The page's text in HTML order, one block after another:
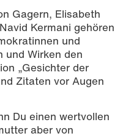
Gagern, Elisabeth
Kermani gehören
und
und Wirken den
„Gesichter der
Zitaten vor Augen
Du einen wertvollen
aber von